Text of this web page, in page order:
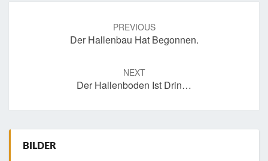
PREVIOUS
Der Hallenbau Hat Begonnen.
NEXT
Der Hallenboden Ist Drin…
BILDER